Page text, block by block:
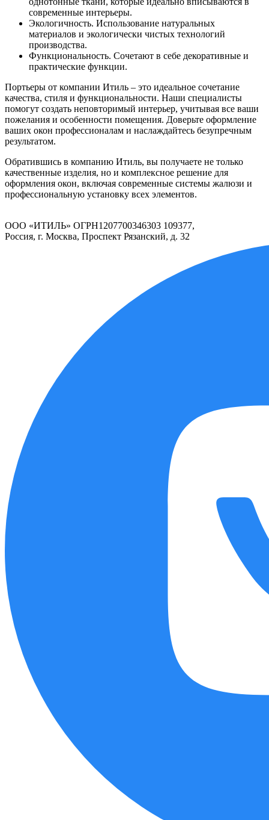
современные интерьеры.
Экологичность. Использование натуральных
материалов и экологически чистых технологий
производства.
Функциональность. Сочетают в себе декоративные и
практические функции.
Портьеры от компании Итиль – это идеальное сочетание
качества, стиля и функциональности. Наши специалисты
помогут создать неповторимый интерьер, учитывая все ваши
пожелания и особенности помещения. Доверьте оформление
ваших окон профессионалам и наслаждайтесь безупречным
результатом.
Обратившись в компанию Итиль, вы получаете не только
качественные изделия, но и комплексное решение для
оформления окон, включая современные системы жалюзи и
профессиональную установку всех элементов.
ООО «ИТИЛЬ» ОГРН1207700346303 109377,
Россия, г. Москва, Проспект Рязанский, д. 32